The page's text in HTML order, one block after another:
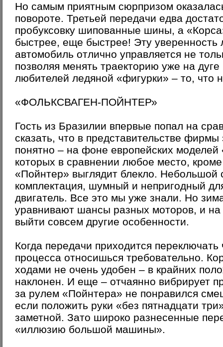
Но самым приятным сюрпризом
повороте. Третьей передачи едва
пробуксовку шипованные шины, а
быстрее, еще быстрее! Эту уверенность
автомобиль отлично управляется не
позволяя менять траекторию уже на
любителей ледяной «фигурки» – то, что
«ФОЛЬКСВАГЕН-ПОЙНТЕР»
Гость из Бразилии впервые попал на
сказать, что в представительстве
понятно – на фоне европейских моделей
которых в сравнении любое место,
«Пойнтер» выглядит блекло. Небольшой
комплектация, шумный и непригодный
двигатель. Все это мы уже знали. Но
уравнивают шансы разных моторов, и на
выйти совсем другие особенности.
Когда передачи приходится переключать
процесса относишься требовательно.
ходами не очень удобен – в крайних
наклонен. И еще – отчаянно вибрирует
за рулем «Пойнтера» не понравился
если положить руки «без пятнадцати
заметной. Зато широко разнесенные
«иллюзию большой машины».